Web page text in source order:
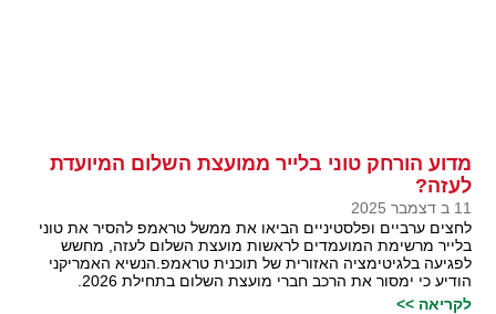
מדוע הורחק טוני בלייר ממועצת השלום המיועדת
לעזה?
11 ב דצמבר 2025
לחצים ערביים ופלסטיניים הביאו את ממשל טראמפ להסיר את טוני
בלייר מרשימת המועמדים לראשות מועצת השלום לעזה, מחשש
לפגיעה בלגיטימציה האזורית של תוכנית טראמפ.הנשיא האמריקני
הודיע כי ימסור את הרכב חברי מועצת השלום בתחילת 2026.
לקריאה >>